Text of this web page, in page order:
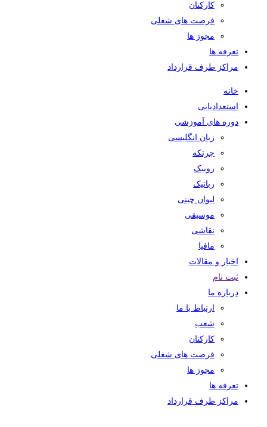
کارکنان
فرصت های شغلی
مجوز ها
تعرفه ها
مراکز طرف قرارداد
خانه
استعدادیابی
دوره های آموزشی
زبان انگلیسی
چرتکه
روبیک
رباتیک
لیوان چینی
موسیقی
نقاشی
مافیا
اخبار و مقالات
ثبت نام
درباره ما
ارتباط با ما
شعب
کارکنان
فرصت های شغلی
مجوز ها
تعرفه ها
مراکز طرف قرارداد